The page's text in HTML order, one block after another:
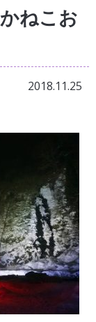
ねこお
2018.11.25